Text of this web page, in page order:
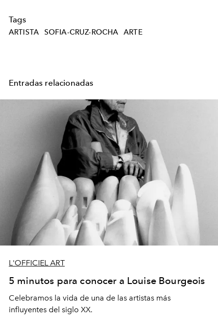
Tags
ARTISTA SOFIA-CRUZ-ROCHA ARTE
Entradas relacionadas
L'OFFICIEL ART
5 minutos para conocer a Louise Bourgeois
Celebramos la vida de una de las artistas más
influyentes del siglo XX.